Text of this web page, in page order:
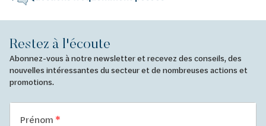
Restez à l'écoute
Abonnez-vous à notre newsletter et recevez des conseils, des
nouvelles intéressantes du secteur et de nombreuses actions et
promotions.
Prénom